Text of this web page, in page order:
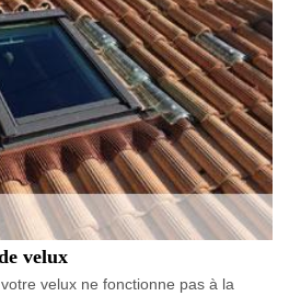
velux
velux ne fonctionne pas à la